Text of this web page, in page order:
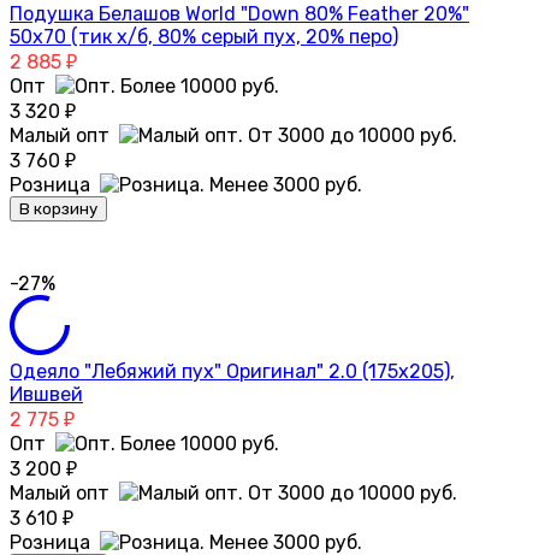
Подушка Белашов World "Down 80% Feather 20%"
50х70 (тик х/б, 80% серый пух, 20% перо)
2 885 ₽
Опт
3 320 ₽
Малый опт
3 760 ₽
Розница
В корзину
-27%
Одеяло "Лебяжий пух" Оригинал" 2.0 (175х205),
Ившвей
2 775 ₽
Опт
3 200 ₽
Малый опт
3 610 ₽
Розница